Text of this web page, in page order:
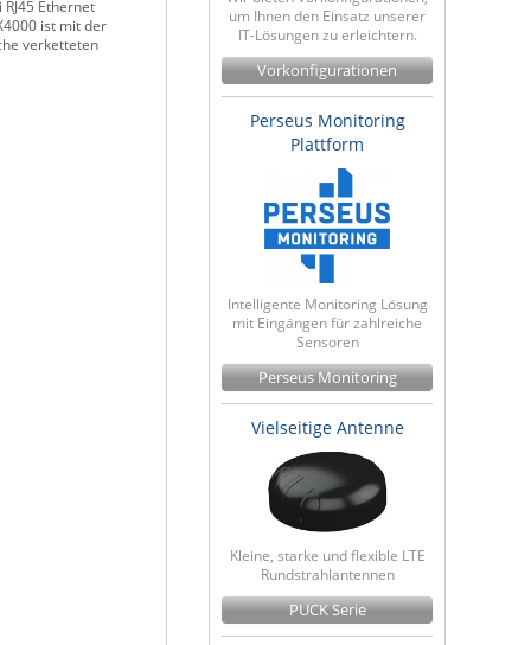
Ethernet
ist mit der
verketteten
um Ihnen den Einsatz unserer
IT-Lösungen zu erleichtern.
Vorkonfigurationen
Perseus Monitoring
Plattform
Intelligente Monitoring Lösung
mit Eingängen für zahlreiche
Sensoren
Perseus Monitoring
Vielseitige Antenne
Kleine, starke und flexible LTE
Rundstrahlantennen
PUCK Serie